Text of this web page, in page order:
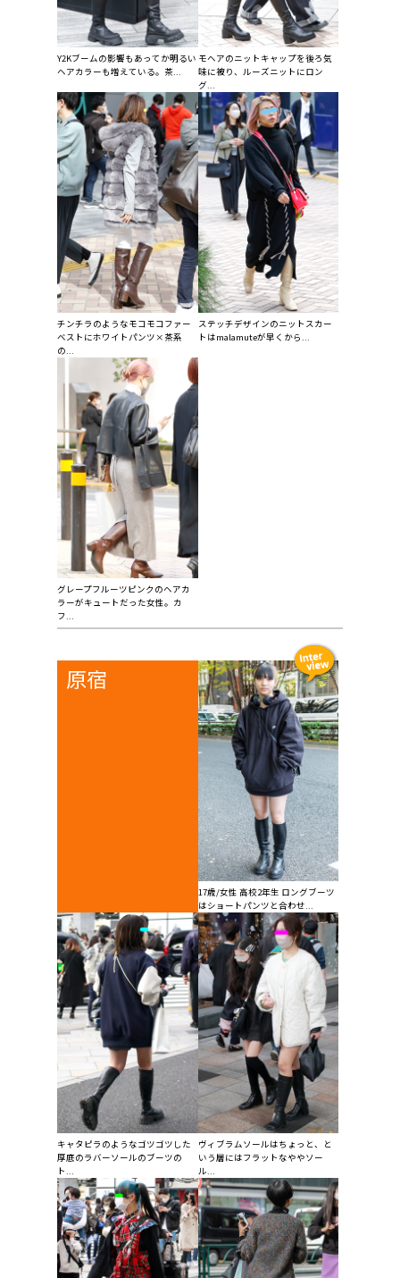
Y2Kブームの影響もあってか明るい
ヘアカラーも増えている。茶...
モヘアのニットキャップを後ろ気
味に被り、ルーズニットにロン
グ...
チンチラのようなモコモコファー
ベストにホワイトパンツ×茶系
の...
ステッチデザインのニットスカー
トはmalamuteが早くから...
グレープフルーツピンクのヘアカ
ラーがキュートだった女性。カ
フ...
原宿
17歳/女性 高校2年生 ロングブーツ
はショートパンツと合わせ...
キャタピラのようなゴツゴツした
厚底のラバーソールのブーツの
ト...
ヴィブラムソールはちょっと、と
いう層にはフラットなややソー
ル...